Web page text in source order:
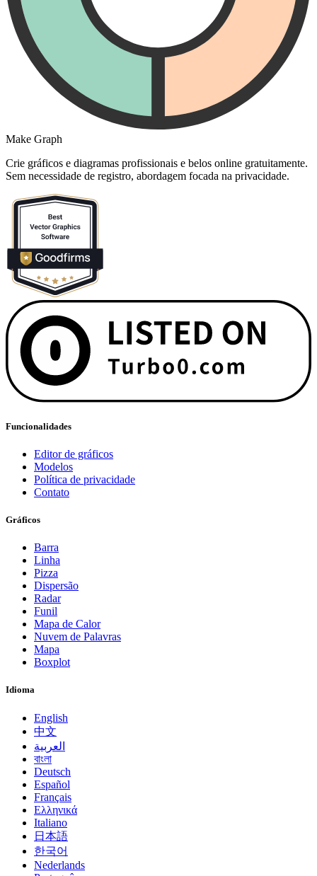
Make Graph
Crie gráficos e diagramas profissionais e belos online gratuitamente.
Sem necessidade de registro, abordagem focada na privacidade.
Funcionalidades
Editor de gráficos
Modelos
Política de privacidade
Contato
Gráficos
Barra
Linha
Pizza
Dispersão
Radar
Funil
Mapa de Calor
Nuvem de Palavras
Mapa
Boxplot
Idioma
English
中文
العربية
বাংলা
Deutsch
Español
Français
Ελληνικά
Italiano
日本語
한국어
Nederlands